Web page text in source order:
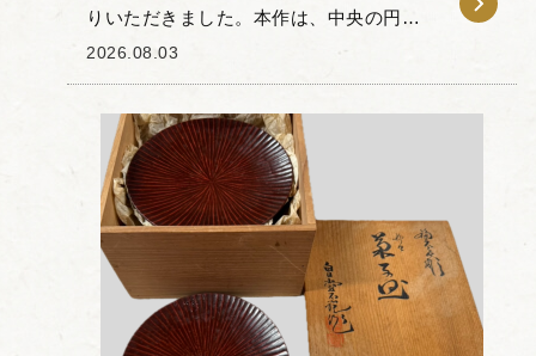
りいただきました。本作は、中央の円窓
に花文を配し、その周囲に松・竹・梅の
の縁を彩る規則的...
2026.08.03